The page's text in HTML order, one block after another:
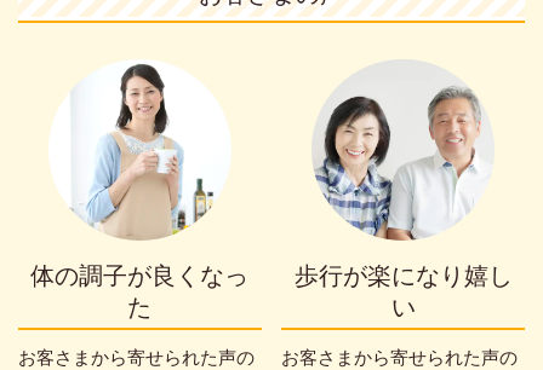
体の調子が良くなっ
た
お客さまから寄せられた声の
歩行が楽になり嬉し
い
お客さまから寄せられた声の